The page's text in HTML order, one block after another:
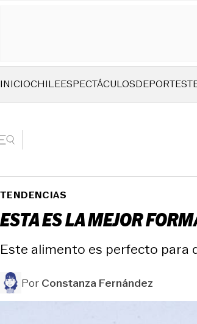
INICIOCHILEESPECTÁCULOSDEPORTES
TENDENCIAS
ESTA ES LA MEJOR
Este alimento es perfecto para
PorConstanza Fernández